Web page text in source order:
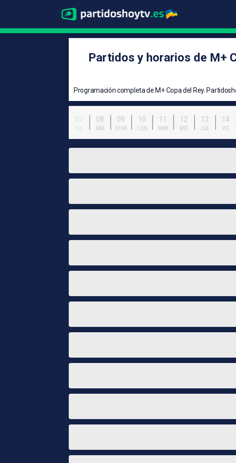
Partidos y horarios de M+
Programación completa de M+ Copa del Rey.
07
VIE
08
SÁB
09
DOM
10
LUN
11
MAR
12
MIÉ
13
JUE
14
VIE